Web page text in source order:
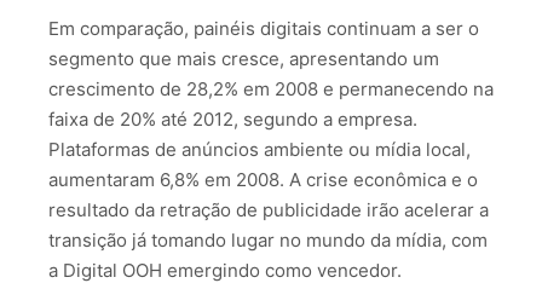
Em comparação, painéis digitais continuam a ser o
segmento que mais cresce, apresentando um
crescimento de 28,2% em 2008 e permanecendo na
faixa de 20% até 2012, segundo a empresa.
Plataformas de anúncios ambiente ou mídia local,
aumentaram 6,8% em 2008. A crise econômica e o
resultado da retração de publicidade irão acelerar a
transição já tomando lugar no mundo da mídia, com
a Digital OOH emergindo como vencedor.